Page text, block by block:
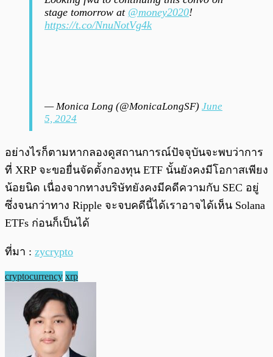
stage tomorrow at @money2020!
https://t.co/NnuNotVg4k
— Monica Long (@MonicaLongSF) June
5, 2024
อย่างไรก็ตามหากลองดูสถานการณ์ปัจจุบันจะพบว่าการ
ที่ XRP จะขอยื่นจัดตั้งกองทุน ETF นั้นยังคงมีโอกาสเพียง
น้อยนิด เนื่องจากทางบริษัทยังคงมีคดีความกับ SEC อยู่
ซึ่งจนกว่าทาง Ripple จะจบคดีนี้ได้เราอาจได้เห็น Solana
ETFs ก่อนก็เป็นได้
ที่มา : zycrypto
cryptocurrency xrp